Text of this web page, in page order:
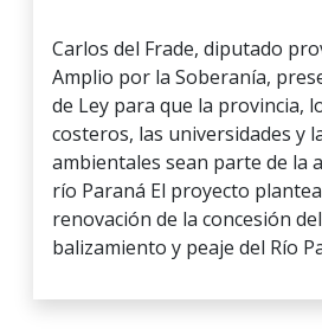
Carlos del Frade, diputado
Amplio por la Soberanía,
de Ley para que la provincia,
costeros, las universidades y
ambientales sean parte de la
río Paraná El proyecto
renovación de la concesión
balizamiento y peaje del Río